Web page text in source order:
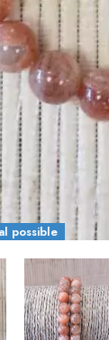
possible